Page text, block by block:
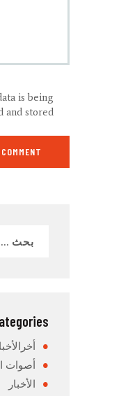
is being
and stored.
أصوات
الأخبار